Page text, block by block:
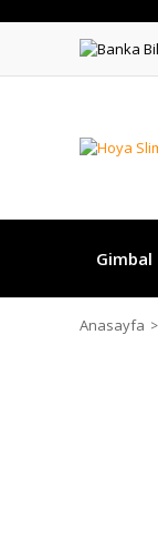
Gimbal
Anasayfa